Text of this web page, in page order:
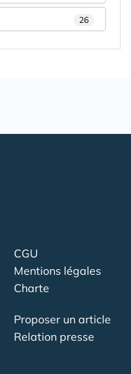
26
CGU
Mentions légales
Charte
Proposer un article
Relation presse